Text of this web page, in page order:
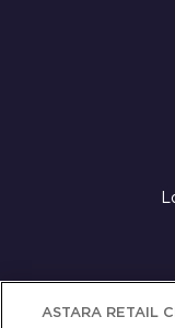
ASTARA RETAIL